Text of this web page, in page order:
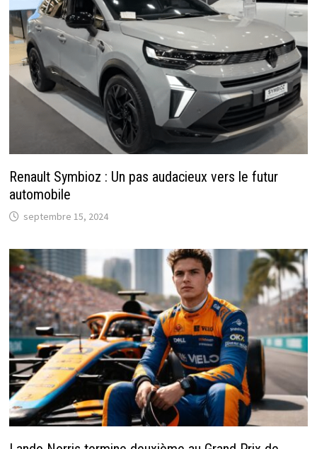
Renault Symbioz : Un pas audacieux vers le futur
automobile
septembre 15, 2024